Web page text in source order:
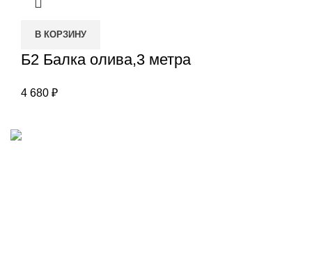
В КОРЗИНУ
Б2 Балка олива,3 метра
4 680 ₽